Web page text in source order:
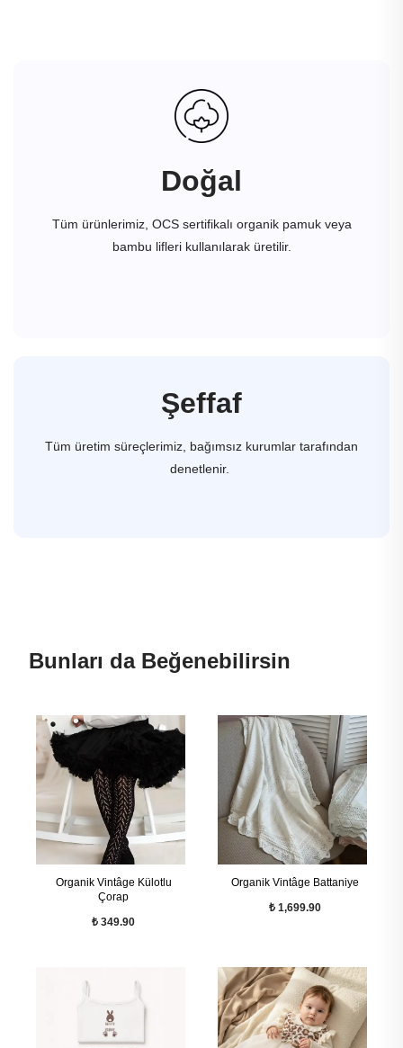
Doğal
Tüm ürünlerimiz, OCS sertifikalı organik pamuk veya
bambu lifleri kullanılarak üretilir.
Şeffaf
Tüm üretim süreçlerimiz, bağımsız kurumlar tarafından
denetlenir.
Bunları da Beğenebilirsin
Organik Vintâge Külotlu
Çorap
₺ 349.90
Organik Vintâge Battaniye
₺ 1,699.90